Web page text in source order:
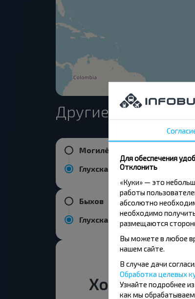
Другие рейсы в
Могилёв
Быхов
Хотите
Для обеспечения
Отклонить
«Куки» — это
работы
абсолютно
необходимо
размещаются
Вы можете в любое
нашем сайте.
В случае дачи
Обработка целевых
Узнайте подробнее
как мы